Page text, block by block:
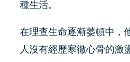
種生活。
在理查生命逐漸萎頓中，
人沒有經歷寒徹心骨的激